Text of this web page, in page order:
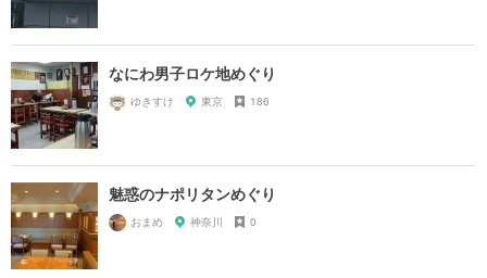
なにわ男子ロケ地めぐり
ゆきすけ 東京 186
魅惑のナポリタンめぐり
おまめ 神奈川 0